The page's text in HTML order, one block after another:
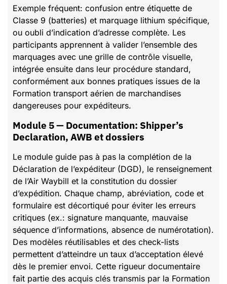
Exemple fréquent: confusion entre étiquette de
Classe 9 (batteries) et marquage lithium spécifique,
ou oubli d’indication d’adresse complète. Les
participants apprennent à valider l’ensemble des
marquages avec une grille de contrôle visuelle,
intégrée ensuite dans leur procédure standard,
conformément aux bonnes pratiques issues de la
Formation transport aérien de marchandises
dangereuses pour expéditeurs.
Module 5 — Documentation: Shipper’s
Declaration, AWB et dossiers
Le module guide pas à pas la complétion de la
Déclaration de l’expéditeur (DGD), le renseignement
de l’Air Waybill et la constitution du dossier
d’expédition. Chaque champ, abréviation, code et
formulaire est décortiqué pour éviter les erreurs
critiques (ex.: signature manquante, mauvaise
séquence d’informations, absence de numérotation).
Des modèles réutilisables et des check-lists
permettent d’atteindre un taux d’acceptation élevé
dès le premier envoi. Cette rigueur documentaire
fait partie des acquis clés transmis par la Formation